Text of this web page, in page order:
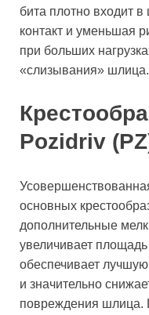
бита плотно входит
контакт и уменьшая
при больших
«слизывания» шлица.
Pozidriv
основных
дополнительные
увеличивает
обеспечивает
и значительно
повреждения шлица.